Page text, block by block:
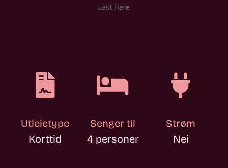
Last flere

Utleietype
Korttid

Senger til
4 personer

Strøm
Nei